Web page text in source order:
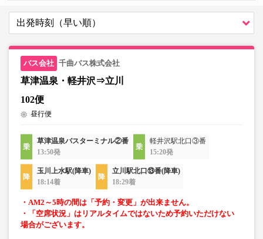
千曲バス株式会社
草津温泉・軽井沢⇒立川
102便
昼行便
草津温泉バスターミナル②番
13:50発
軽井沢駅北口③番
15:20発
玉川上水駅(降車)
18:14着
立川駅北口⑬番(降車)
18:29着
・AM2～5時の間は「予約・変更」が出来ません。
・「空席状況」はリアルタイムではないため予約いただけない
場合がございます。